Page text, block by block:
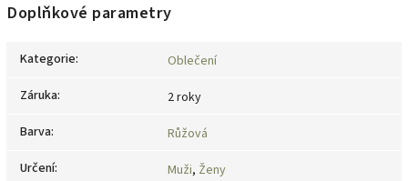
Doplňkové parametry
Kategorie:
Oblečení
Záruka:
2 roky
Barva:
Růžová
Určení: Muži, Ženy